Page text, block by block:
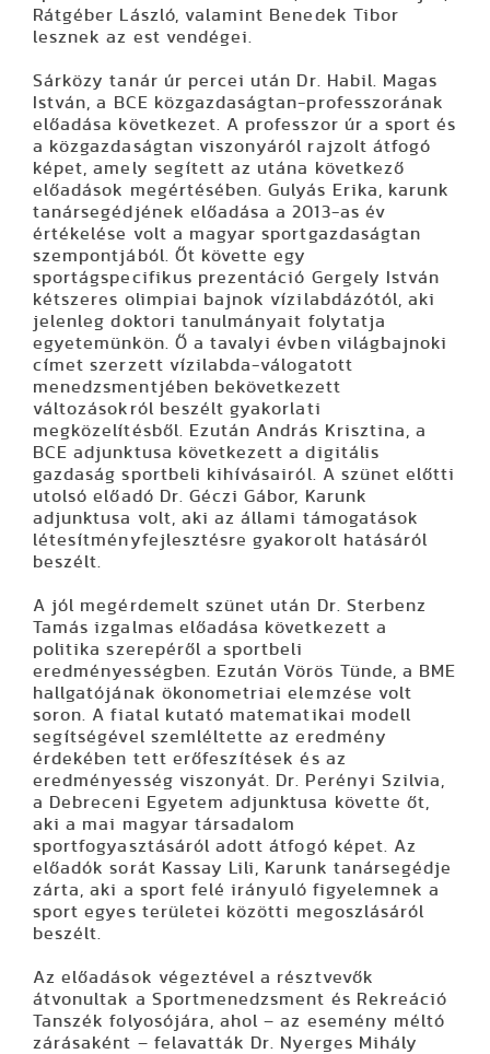
Rátgéber László, valamint Benedek Tibor
lesznek az est vendégei.
Sárközy tanár úr percei után Dr. Habil. Magas
István, a BCE közgazdaságtan-professzorának
előadása következet. A professzor úr a sport és
a közgazdaságtan viszonyáról rajzolt átfogó
képet, amely segített az utána következő
előadások megértésében. Gulyás Erika, karunk
tanársegédjének előadása a 2013-as év
értékelése volt a magyar sportgazdaságtan
szempontjából. Őt követte egy
sportágspecifikus prezentáció Gergely István
kétszeres olimpiai bajnok vízilabdázótól, aki
jelenleg doktori tanulmányait folytatja
egyetemünkön. Ő a tavalyi évben világbajnoki
címet szerzett vízilabda-válogatott
menedzsmentjében bekövetkezett
változásokról beszélt gyakorlati
megközelítésből. Ezután András Krisztina, a
BCE adjunktusa következett a digitális
gazdaság sportbeli kihívásairól. A szünet előtti
utolsó előadó Dr. Géczi Gábor, Karunk
adjunktusa volt, aki az állami támogatások
létesítményfejlesztésre gyakorolt hatásáról
beszélt.
A jól megérdemelt szünet után Dr. Sterbenz
Tamás izgalmas előadása következett a
politika szerepéről a sportbeli
eredményességben. Ezután Vörös Tünde, a BME
hallgatójának ökonometriai elemzése volt
soron. A fiatal kutató matematikai modell
segítségével szemléltette az eredmény
érdekében tett erőfeszítések és az
eredményesség viszonyát. Dr. Perényi Szilvia,
a Debreceni Egyetem adjunktusa követte őt,
aki a mai magyar társadalom
sportfogyasztásáról adott átfogó képet. Az
előadók sorát Kassay Lili, Karunk tanársegédje
zárta, aki a sport felé irányuló figyelemnek a
sport egyes területei közötti megoszlásáról
beszélt.
Az előadások végeztével a résztvevők
átvonultak a Sportmenedzsment és Rekreáció
Tanszék folyosójára, ahol – az esemény méltó
zárásaként – felavatták Dr. Nyerges Mihály